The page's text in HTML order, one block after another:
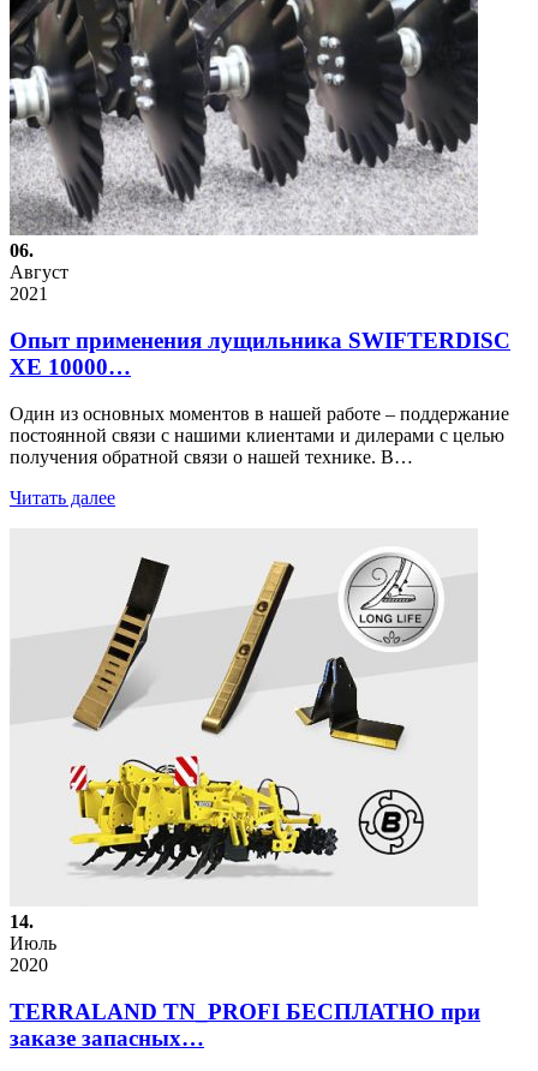
06.
Август
2021
Опыт применения лущильника SWIFTERDISC
XE 10000…
Один из основных моментов в нашей работе – поддержание
постоянной связи с нашими клиентами и дилерами с целью
получения обратной связи о нашей технике. В…
Читать далее
14.
Июль
2020
TERRALAND TN_PROFI БЕСПЛАТНО при
заказе запасных…